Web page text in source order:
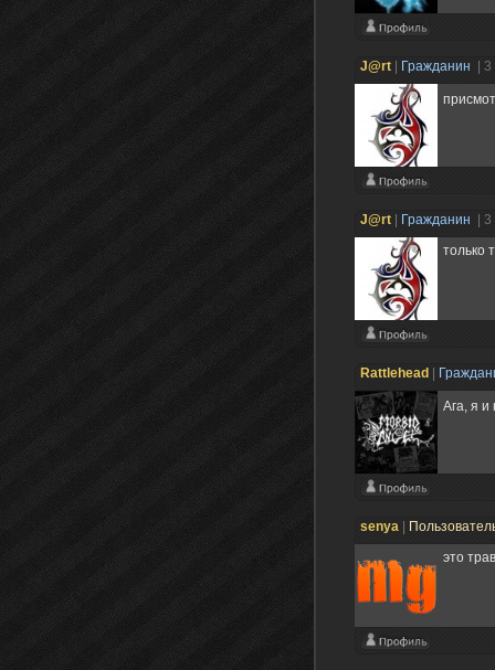
J@rt Гражданин |
J@rt Гражданин
|
только
Rattlehead
Ага, я и
senya
это